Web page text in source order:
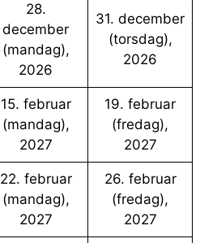
28.
december
(mandag),
2026
31. december
(torsdag),
2026
15. februar
(mandag),
2027
19. februar
(fredag),
2027
22. februar
(mandag),
2027
26. februar
(fredag),
2027